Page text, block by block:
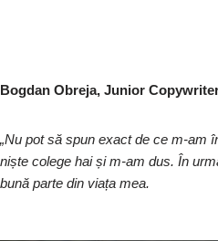
Bogdan Obreja, Junior
„Nu pot să spun exact de ce m-am
niște colege hai și m-am dus. În
bună parte din viața mea.